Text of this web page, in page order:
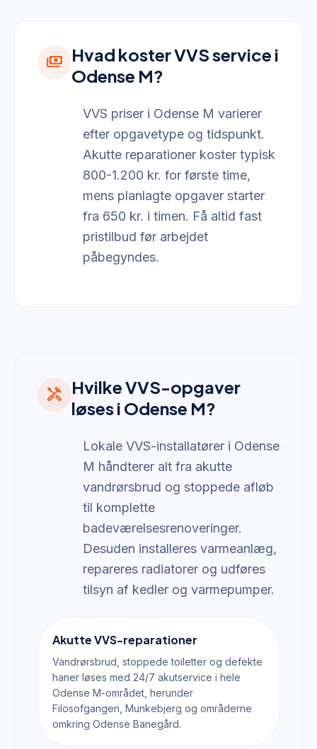
payments Hvad koster VVS service i
Odense M?
VVS priser i Odense M varierer
efter opgavetype og tidspunkt.
Akutte reparationer koster typisk
800-1.200 kr. for første time,
mens planlagte opgaver starter
fra 650 kr. i timen. Få altid fast
pristilbud før arbejdet
påbegyndes.
handyman Hvilke VVS-opgaver
løses i Odense M?
Lokale VVS-installatører i Odense
M håndterer alt fra akutte
vandrørsbrud og stoppede afløb
til komplette
badeværelsesrenoveringer.
Desuden installeres varmeanlæg,
repareres radiatorer og udføres
tilsyn af kedler og varmepumper.
Akutte VVS-reparationer
Vandrørsbrud, stoppede toiletter og defekte
haner løses med 24/7 akutservice i hele
Odense M-området, herunder
Filosofgangen, Munkebjerg og områderne
omkring Odense Banegård.